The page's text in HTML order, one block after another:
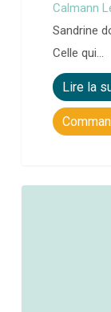
Calmann
Sandrine
Celle qui…
Lire la